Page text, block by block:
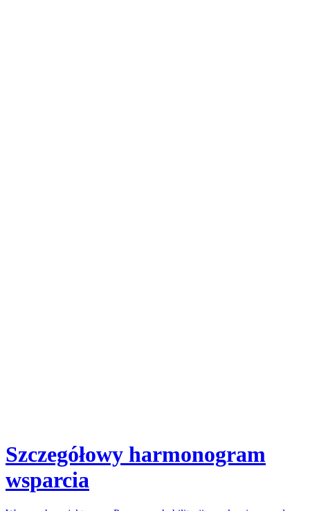
Szczegółowy harmonogram
wsparcia